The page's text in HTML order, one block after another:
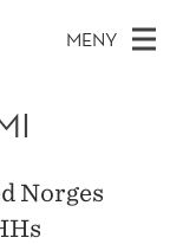
MENY
Norges